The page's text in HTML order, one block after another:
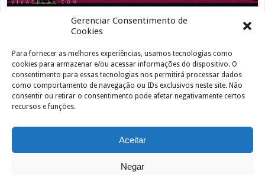
Gerenciar Consentimento de
Cookies
Para fornecer as melhores experiências, usamos tecnologias como
cookies para armazenar e/ou acessar informações do dispositivo. O
consentimento para essas tecnologias nos permitirá processar dados
como comportamento de navegação ou IDs exclusivos neste site. Não
consentir ou retirar o consentimento pode afetar negativamente certos
recursos e funções.
Aceitar
Negar
Clique para aceitar os cookies marketing e
ativar este conteúdo